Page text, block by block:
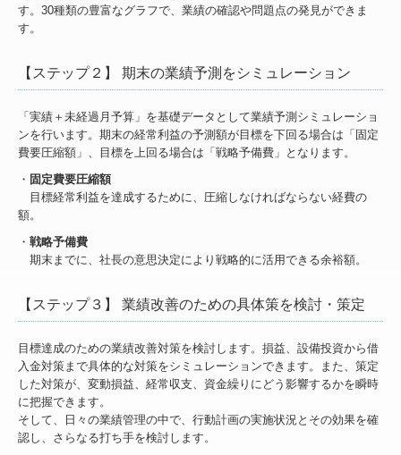
す。30種類の豊富なグラフで、業績の確認や問題点の発見ができま
す。
【ステップ２】 期末の業績予測をシミュレーション
「実績＋未経過月予算」を基礎データとして業績予測シミュレーショ
ンを行います。期末の経常利益の予測額が目標を下回る場合は「固定
費要圧縮額」、目標を上回る場合は「戦略予備費」となります。
・ 固定費要圧縮額
目標経常利益を達成するために、圧縮しなければならない経費の
額。
・ 戦略予備費
期末までに、社長の意思決定により戦略的に活用できる余裕額。
【ステップ３】 業績改善のための具体策を検討・策定
目標達成のための業績改善対策を検討します。損益、設備投資から借
入金対策まで具体的な対策をシミュレーションできます。また、策定
した対策が、変動損益、経常収支、資金繰りにどう影響するかを瞬時
に把握できます。
そして、日々の業績管理の中で、行動計画の実施状況とその効果を確
認し、さらなる打ち手を検討します。